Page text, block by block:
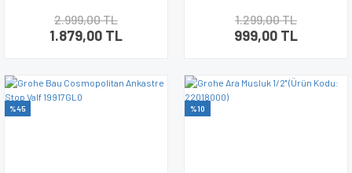
2.999,00 TL
1.879,00 TL
1.299,00 TL
999,00 TL
%45 %10